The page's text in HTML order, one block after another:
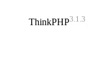
ThinkPHP3.1.3